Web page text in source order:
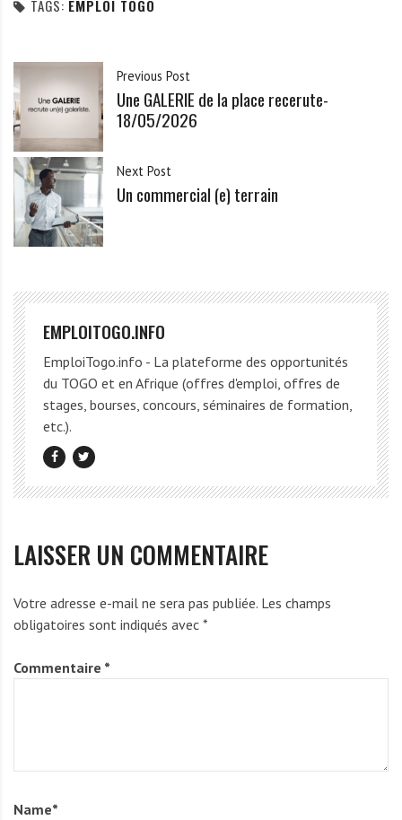
TAGS: EMPLOI TOGO
Previous Post
Une GALERIE de la place recerute-
18/05/2026
Next Post
Un commercial (e) terrain
EMPLOITOGO.INFO
EmploiTogo.info - La plateforme des opportunités
du TOGO et en Afrique (offres d'emploi, offres de
stages, bourses, concours, séminaires de formation,
etc.).
LAISSER UN COMMENTAIRE
Votre adresse e-mail ne sera pas publiée. Les champs
obligatoires sont indiqués avec *
Commentaire *
Name*